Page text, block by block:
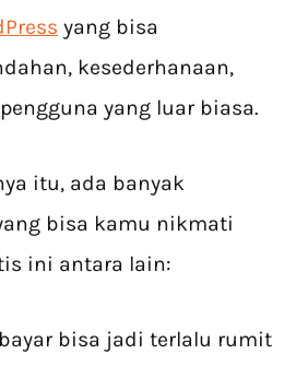
yang bisa
kesederhanaan,
yang luar biasa.
itu, ada banyak
bisa kamu nikmati
ini antara lain:
bisa jadi terlalu rumit